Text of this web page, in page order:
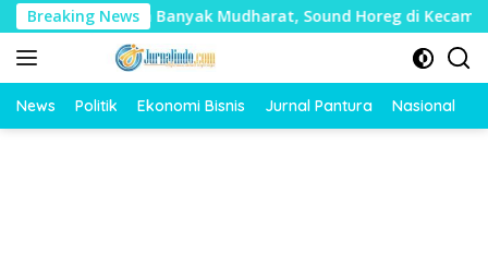
Langsung
ke
konten
Breaking News
Timbulkan Banyak Mudharat, Sound Horeg di Kecamatan
News Politik Ekonomi Bisnis Jurnal Pantura Nasional